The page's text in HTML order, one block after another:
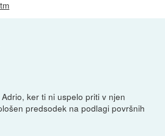
ker ti ni uspelo priti v njen
predsodek na podlagi površnih